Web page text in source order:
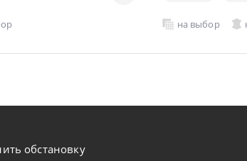
на выбор
обстановку